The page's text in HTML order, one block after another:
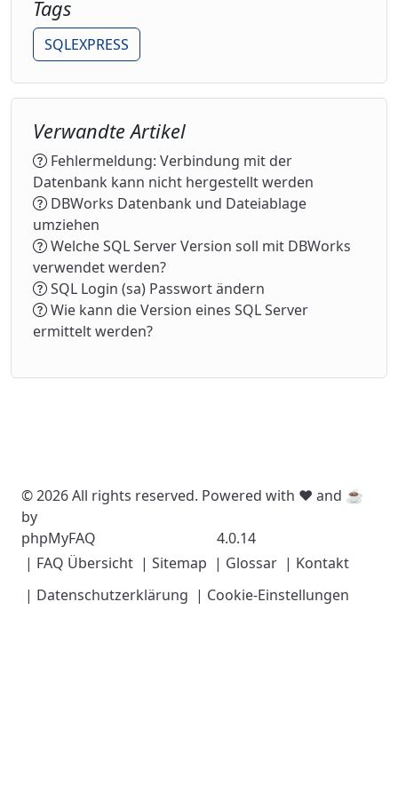
Tags
SQLEXPRESS
Verwandte Artikel
Fehlermeldung: Verbindung mit der
Datenbank kann nicht hergestellt werden
DBWorks Datenbank und Dateiablage
umziehen
Welche SQL Server Version soll mit DBWorks
verwendet werden?
SQL Login (sa) Passwort ändern
Wie kann die Version eines SQL Server
ermittelt werden?
© 2026 All rights reserved. Powered with ❤️ and ☕️
by
phpMyFAQ
4.0.14
| FAQ Übersicht | Sitemap | Glossar | Kontakt
| Datenschutzerklärung | Cookie-Einstellungen